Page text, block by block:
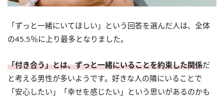
「ずっと一緒にいてほしい」という回答を選んだ人は、全体
の45.5％に上り最多となりました。
「付き合う」とは、ずっと一緒にいることを約束した関係だ
と考える男性が多いようです。好きな人の隣にいることで
「安心したい」「幸せを感じたい」という思いがあるのかも